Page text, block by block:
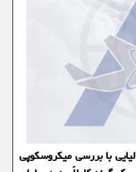
با بررسی میکروسکوپی